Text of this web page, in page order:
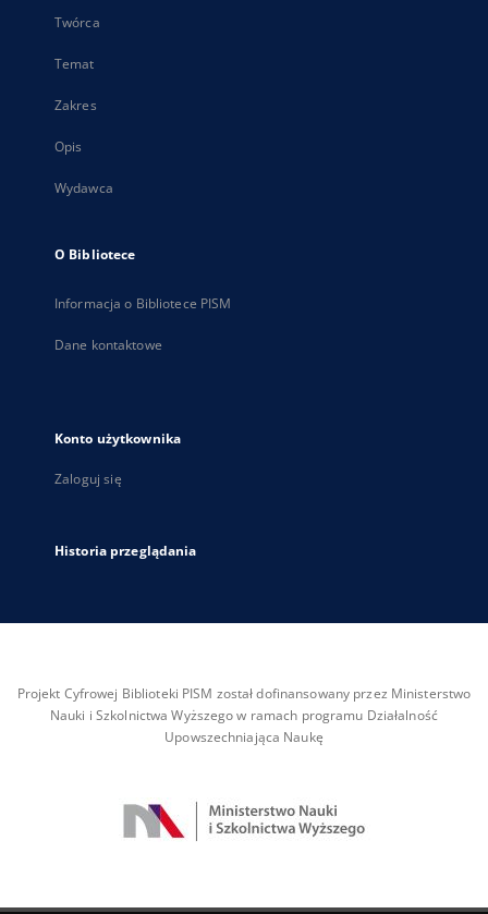
Twórca
Temat
Zakres
Opis
Wydawca
O Bibliotece
Informacja o Bibliotece PISM
Dane kontaktowe
Konto użytkownika
Zaloguj się
Historia przeglądania
Projekt Cyfrowej Biblioteki PISM został dofinansowany przez Ministerstwo
Nauki i Szkolnictwa Wyższego w ramach programu Działalność
Upowszechniająca Naukę